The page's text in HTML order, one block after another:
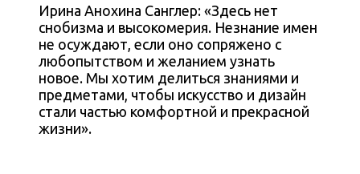
Ирина Анохина Санглер: «Здесь нет
снобизма и высокомерия. Незнание имен
не осуждают, если оно сопряжено с
любопытством и желанием узнать
новое. Мы хотим делиться знаниями и
предметами, чтобы искусство и дизайн
стали частью комфортной и прекрасной
жизни».